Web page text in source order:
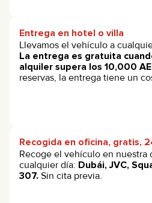
Entrega en hotel o villa
Llevamos el vehículo a
La entrega es gratuita
alquiler supera los 10,000
reservas, la entrega tiene un
Recogida en oficina, gratis,
Recoge el vehículo en nuestra
cualquier día: Dubái, JVC,
307. Sin cita previa.